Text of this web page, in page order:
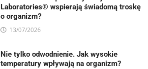
Laboratories® wspierają świadomą troskę
o organizm?
13/07/2026
Nie tylko odwodnienie. Jak wysokie
temperatury wpływają na organizm?